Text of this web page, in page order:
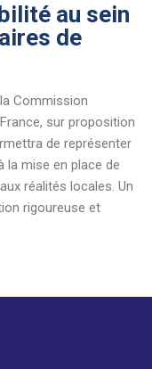
au sein
de
Commission
sur proposition
de représenter
la mise en place de
réalités locales. Un
rigoureuse et